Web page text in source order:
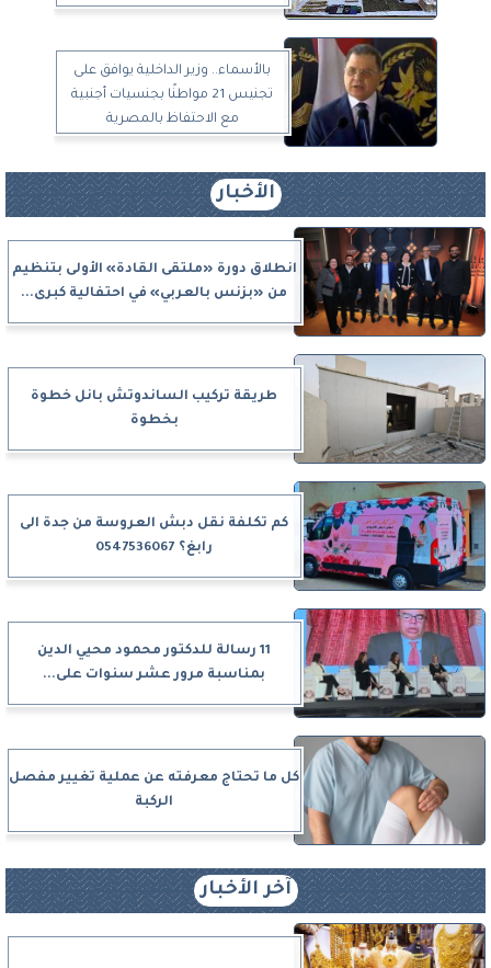
بالأسماء.. وزير الداخلية يوافق على
تجنيس 21 مواطنًا بجنسيات أجنبية
مع الاحتفاظ بالمصرية
الأخبار
انطلاق دورة «ملتقى القادة» الأولى بتنظيم
من «بزنس بالعربي» في احتفالية كبرى...
طريقة تركيب الساندوتش بانل خطوة
بخطوة
كم تكلفة نقل دبش العروسة من جدة الى
رابغ؟ 0547536067
11 رسالة للدكتور محمود محيي الدين
بمناسبة مرور عشر سنوات على...
كل ما تحتاج معرفته عن عملية تغيير مفصل
الركبة
آخر الأخبار